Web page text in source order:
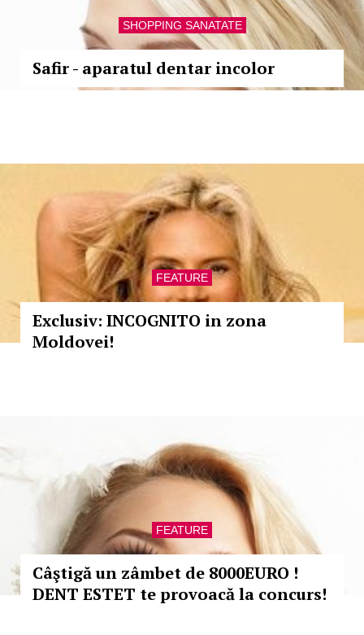
SHOPPING SANATATE
Safir - aparatul dentar incolor
FEATURE
Exclusiv: INCOGNITO in zona
Moldovei!
FEATURE
Câştigă un zâmbet de 8000EURO !
DENT ESTET te provoacă la concurs!